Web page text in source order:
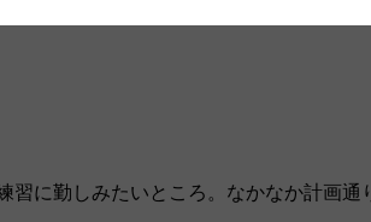
に勤しみたいところ。なかなか計画通